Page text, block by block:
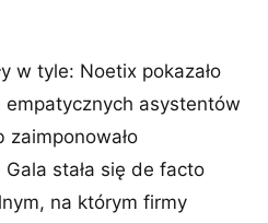
w tyle: Noetix pokazało
empatycznych asystentów
stała się de facto
na którym firmy